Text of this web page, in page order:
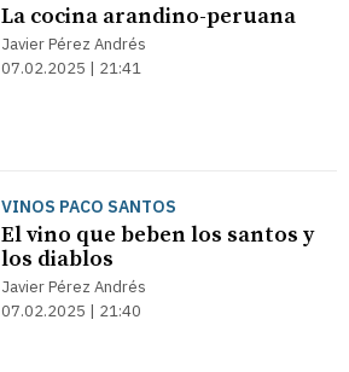
La cocina arandino-peruana
Javier Pérez Andrés
07.02.2025 | 21:41
VINOS PACO SANTOS
El vino que beben los santos y
los diablos
Javier Pérez Andrés
07.02.2025 | 21:40